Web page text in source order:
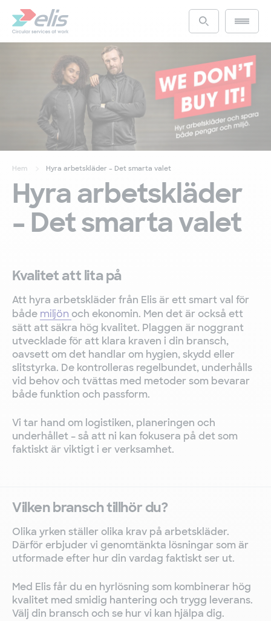
huvudinnehållAccess the
Main
Hem Hyra arbetskläder – Det smarta valet
Hyra arbetskläder
– Det smarta valet
Kvalitet att lita på
Att hyra arbetskläder från Elis är ett smart val för
både miljön och ekonomin. Men det är också ett
sätt att säkra hög kvalitet. Plaggen är noggrant
utvecklade för att klara kraven i din bransch,
oavsett om det handlar om hygien, skydd eller
slitstyrka. De kontrolleras regelbundet, underhålls
vid behov och tvättas med metoder som bevarar
både funktion och passform.
Vi tar hand om logistiken, planeringen och
underhållet – så att ni kan fokusera på det som
faktiskt är viktigt i er verksamhet.
Vilken bransch tillhör du?
Olika yrken ställer olika krav på arbetskläder.
Därför erbjuder vi genomtänkta lösningar som är
utformade efter hur din vardag faktiskt ser ut.
Med Elis får du en hyrlösning som kombinerar hög
kvalitet med smidig hantering och trygg leverans.
Välj din bransch och se hur vi kan hjälpa dig.